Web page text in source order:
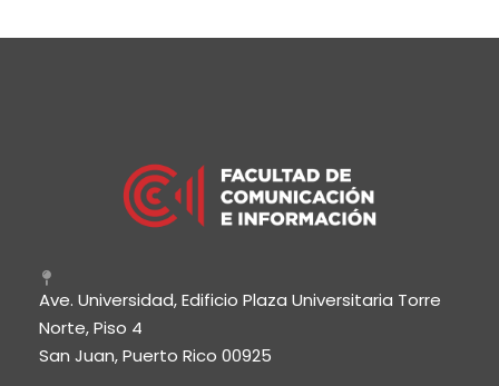
Ave. Universidad, Edificio Plaza Universitaria Torre
Norte, Piso 4
San Juan, Puerto Rico 00925